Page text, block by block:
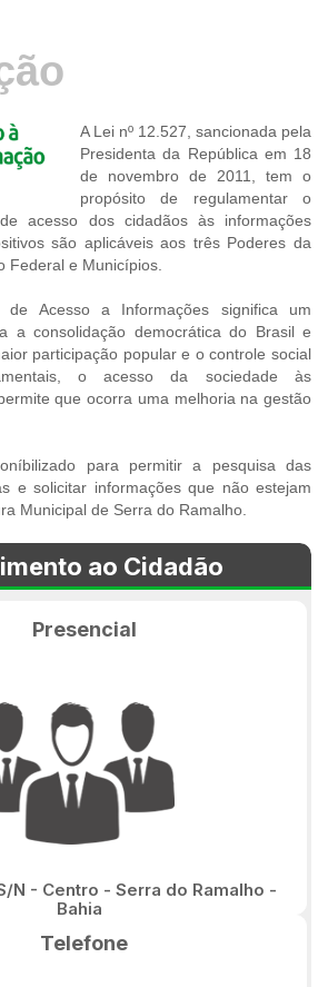
A Lei nº 12.527, sancionada pela
Presidenta da República em 18
de novembro de 2011, tem o
propósito de regulamentar o
acesso dos cidadãos às informações
são aplicáveis aos três Poderes da
Federal e Municípios.
Acesso a Informações significa um
a consolidação democrática do Brasil e
participação popular e o controle social
o acesso da sociedade às
que ocorra uma melhoria na gestão
para permitir a pesquisa das
e solicitar informações que não estejam
Municipal de Serra do Ramalho.
ao Cidadão
Presencial
N - Centro - Serra do Ramalho -
Bahia
Telefone